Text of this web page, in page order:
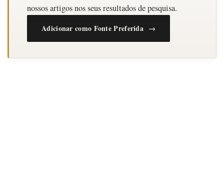
nossos artigos nos seus resultados de pesquisa.
Adicionar como Fonte Preferida →